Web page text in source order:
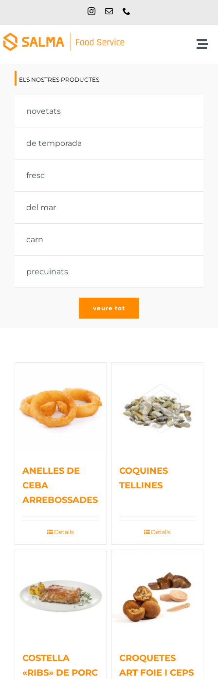
content
ELS NOSTRES PRODUCTES
novetats
de temporada
fresc
del mar
carn
precuinats
veure tot
ANELLES DE
CEBA
ARREBOSSADES
Detalls
COQUINES
TELLINES
Detalls
COSTELLA
«RIBS» DE PORC
CROQUETES
ART FOIE I CEPS